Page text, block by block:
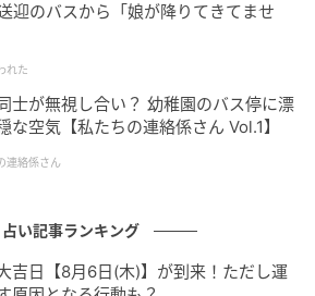
のバスから「娘が降りてきてませ
れた
士が無視し合い？ 幼稚園のバス停に漂
な空気【私たちの連絡係さん Vol.1】
連絡係さん
占い記事ランキング
吉日【8月6日(木)】が到来！ただし運